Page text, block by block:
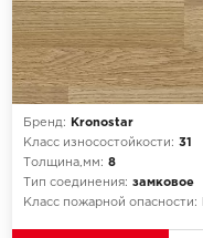
Бренд:
Kronostar
Класс износостойкости: 31
Толщина,мм: 8
Тип соединения: замковое
Класс пожарной опасности: